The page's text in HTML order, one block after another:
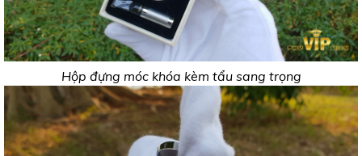
Hộp đựng móc khóa kèm tẩu sang trọng